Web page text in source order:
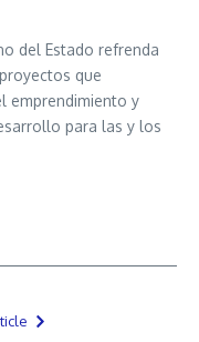
del Estado refrenda
que
emprendimiento y
para las y los